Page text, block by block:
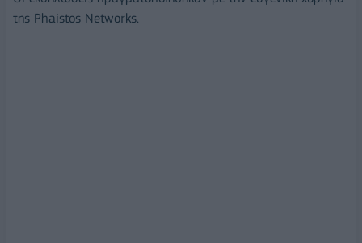
της Phaistos Networks.